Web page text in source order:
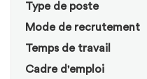
Type de poste
Mode de recrutement
Temps de travail
Cadre d'emploi